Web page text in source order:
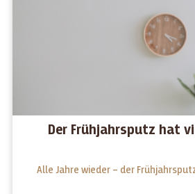
Der Frühjahrsputz hat
Alle Jahre wieder – der